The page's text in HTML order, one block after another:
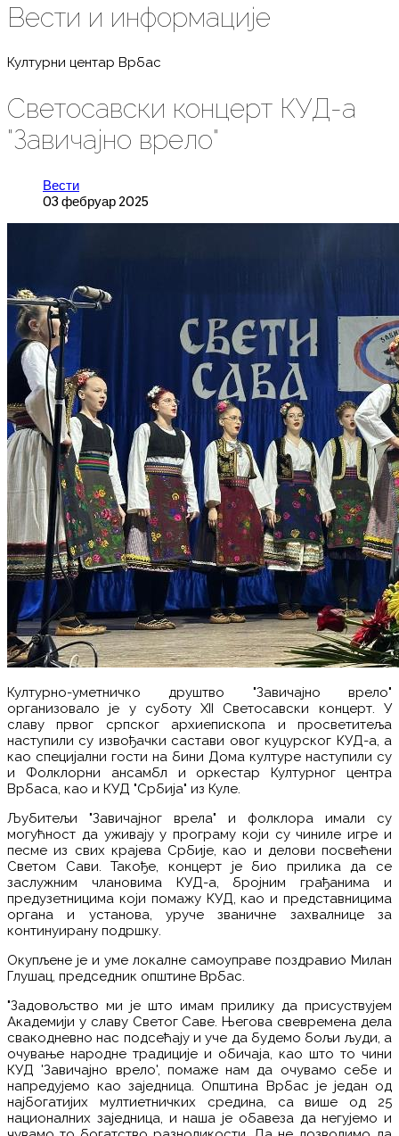
Вести и информације
Културни центар Врбас
Светосавски концерт КУД-а
"Завичајно врело"
Вести
03 фебруар 2025
Културно-уметничко друштво "Завичајно врело"
организовало је у суботу XII Светосавски концерт. У
славу првог српског архиепископа и просветитеља
наступили су извођачки састави овог куцурског КУД-а, а
као специјални гости на бини Дома културе наступили су
и Фолклорни ансамбл и оркестар Културног центра
Врбаса, као и КУД "Србија" из Куле.
Љубитељи "Завичајног врела" и фолклора имали су
могућност да уживају у програму који су чиниле игре и
песме из свих крајева Србије, као и делови посвећени
Светом Сави. Такође, концерт је био прилика да се
заслужним члановима КУД-а, бројним грађанима и
предузетницима који помажу КУД, као и представницима
органа и установа, уруче званичне захвалнице за
континуирану подршку.
Окупљене је и уме локалне самоуправе поздравио Милан
Глушац, председник општине Врбас.
"Задовољство ми је што имам прилику да присуствујем
Академији у славу Светог Саве. Његова свевремена дела
свакодневно нас подсећају и уче да будемо бољи људи, а
очување народне традиције и обичаја, као што то чини
КУД 'Завичајно врело', помаже нам да очувамо себе и
напредујемо као заједница. Општина Врбас је један од
најбогатијих мултиетничких средина, са више од 25
националних заједница, и наша је обавеза да негујемо и